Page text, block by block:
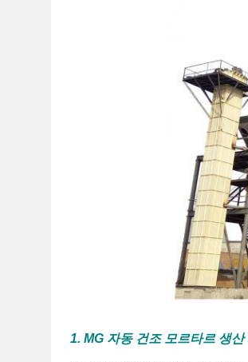
1. MG 자동 건조 모르타르 생